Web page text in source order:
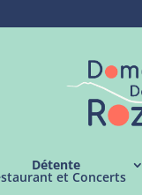
Détente
et Concerts